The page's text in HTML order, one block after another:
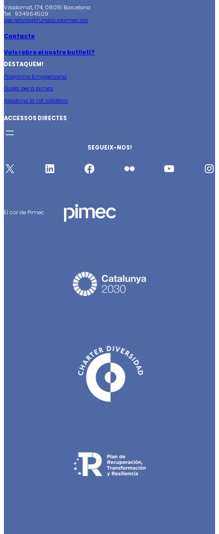
Viladomat, 174, 08015 Barcelona
Tel. 934964509
secretaria@fundaciopimec.org
Contacte
Vols rebre el nostre butlletí?
DESTAQUEM!
Programa Emppersona
Guies per a pimes
Apadrina la nit solidària
ACCESSOS DIRECTES
SEGUEIX-NOS!
X https://www.linkedin.com/company/396573 http://www.facebook.com/pages/PIMEC/104006870655 http://www.flickr.com/photos/pimec http://www.youtube.com/user/PIMECBCN https://www.instagram.com/pimecpatronal/
El cor de Pimec